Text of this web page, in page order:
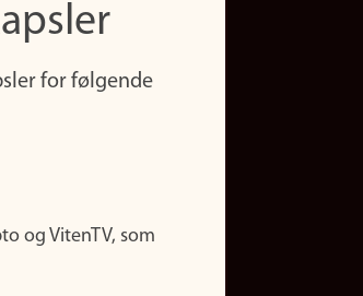
for følgende
og VitenTV, som